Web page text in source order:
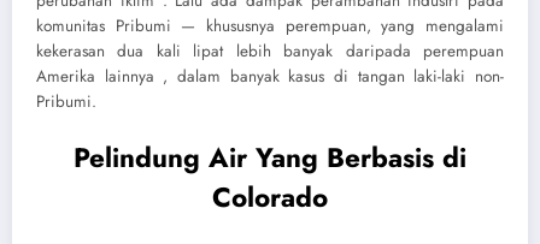
komunitas Pribumi — khususnya perempuan, yang mengalami
kekerasan dua kali lipat lebih banyak daripada perempuan
Amerika lainnya , dalam banyak kasus di tangan laki-laki non-
Pribumi.
Pelindung Air Yang Berbasis di
Colorado